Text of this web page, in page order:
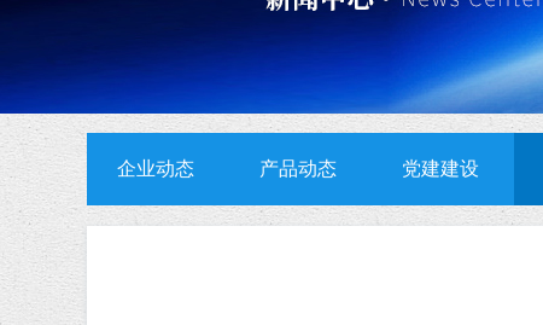
企业动态 产品动态 党建建设